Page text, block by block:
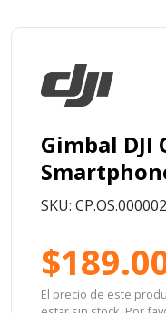
Gimbal DJI
SKU:
El precio de este